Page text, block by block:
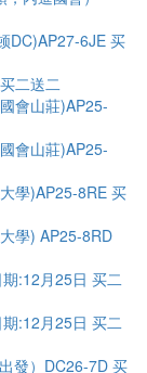
DC)AP27-6JE 买
二送二
會山莊)AP25-
會山莊)AP25-
學)AP25-8RE 买
學) AP25-8RD
:12月25日 买二
:12月25日 买二
發）DC26-7D 买